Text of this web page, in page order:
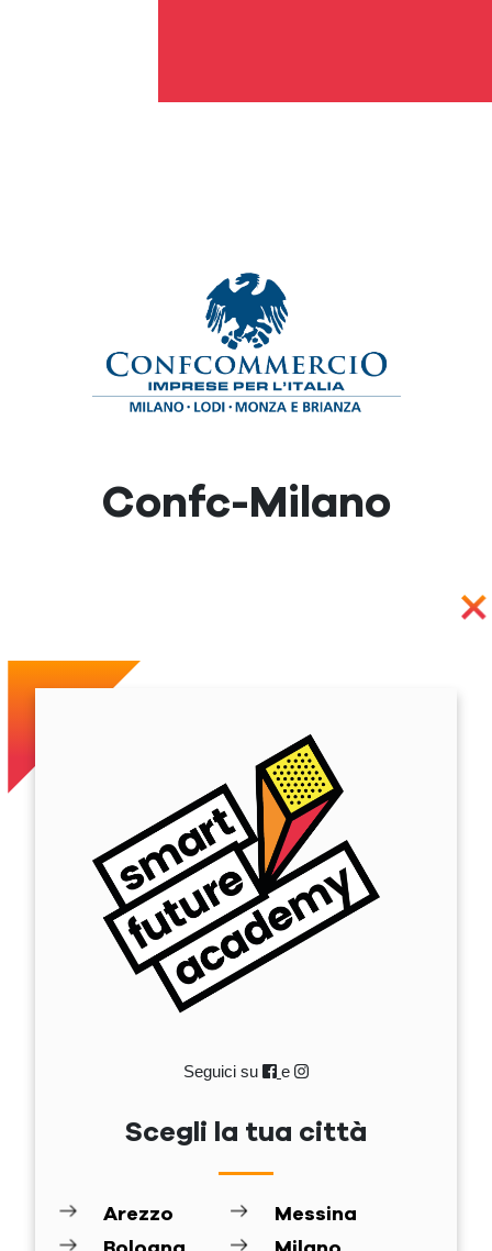
Confc-Milano
Seguici su e
Scegli la tua città
Arezzo
Messina